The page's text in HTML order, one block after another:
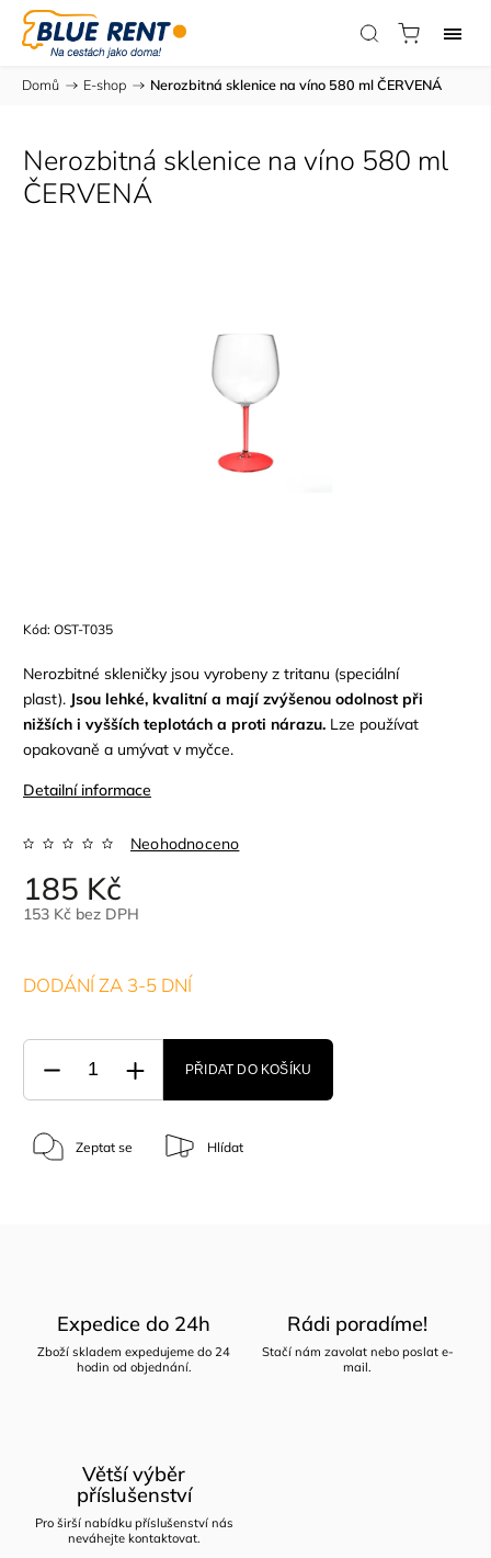
Domů / E-shop / Nerozbitná sklenice na víno 580 ml ČERVENÁ
Nerozbitná sklenice na víno 580 ml
ČERVENÁ
Kód: OST-T035
Nerozbitné skleničky jsou vyrobeny z tritanu (speciální
plast). Jsou lehké, kvalitní a mají zvýšenou odolnost při
nižších i vyšších teplotách a proti nárazu. Lze používat
opakovaně a umývat v myčce.
Detailní informace
Neohodnoceno
185 Kč
153 Kč bez DPH
DODÁNÍ ZA 3-5 DNÍ
PŘIDAT DO KOŠÍKU
Zeptat se Hlídat
Expedice do 24h
Zboží skladem expedujeme do 24
hodin od objednání.
Rádi poradíme!
Stačí nám zavolat nebo poslat e-
mail.
Větší výběr
příslušenství
Pro širší nabídku příslušenství nás
neváhejte kontaktovat.